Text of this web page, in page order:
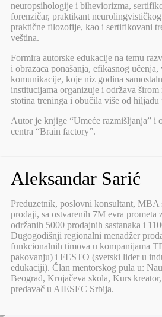
neuropsihologije i biheviorizma,
forenzičar, praktikant
praktične filozofije, kao i sertifikovani
veština.
Formira autorske edukacije na temu
i obrazaca ponašanja, efikasnog
komunikacije, koje niz godina
institucijama organizuje i održava
stotina treninga i obučila više od hiljadu
Autor je knjige “Umeće razmišljanja” i
centra “Brain factory”.
Aleksandar Sarić
Preduzetnik, poslovni konsultant, MBA
prodaji, sa ostvarenih 7M evra prometa
održanih 5000 prodajnih sastanaka i
Dugogodišnji regionalni menadžer
funkcionalnih timova u kompanijama
pakovanju) i FESTO (svetski lider u
edukaciji). Član mentorskog pula u:
Beograd, Krojačeva skola, Kurs
predavač u AIESEC Srbija.